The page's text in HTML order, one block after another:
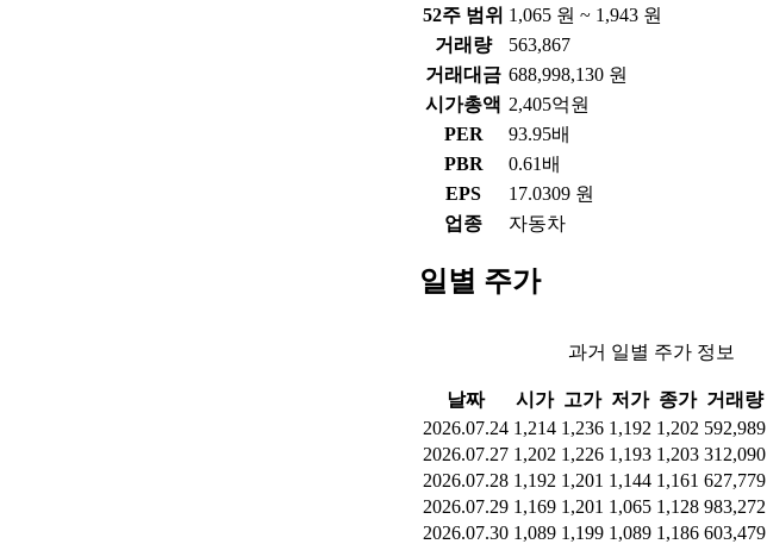
52주 범위 1,065 원 ~ 1,943 원
거래량
563,867
거래대금 688,998,130 원
시가총액 2,405억원
PER
93.95배
PBR
0.61배
EPS
17.0309 원
업종
자동차
일별 주가
과거 일별 주가 정보
날짜 시가 고가 저가 종가 거래량
2026.07.24 1,214 1,236 1,192 1,202 592,989
2026.07.27 1,202 1,226 1,193 1,203 312,090
2026.07.28 1,192 1,201 1,144 1,161 627,779
2026.07.29 1,169 1,201 1,065 1,128 983,272
2026.07.30 1,089 1,199 1,089 1,186 603,479